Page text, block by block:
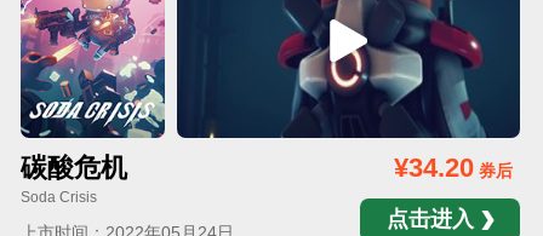
碳酸危机
Soda Crisis
¥34.20券后
点击进入